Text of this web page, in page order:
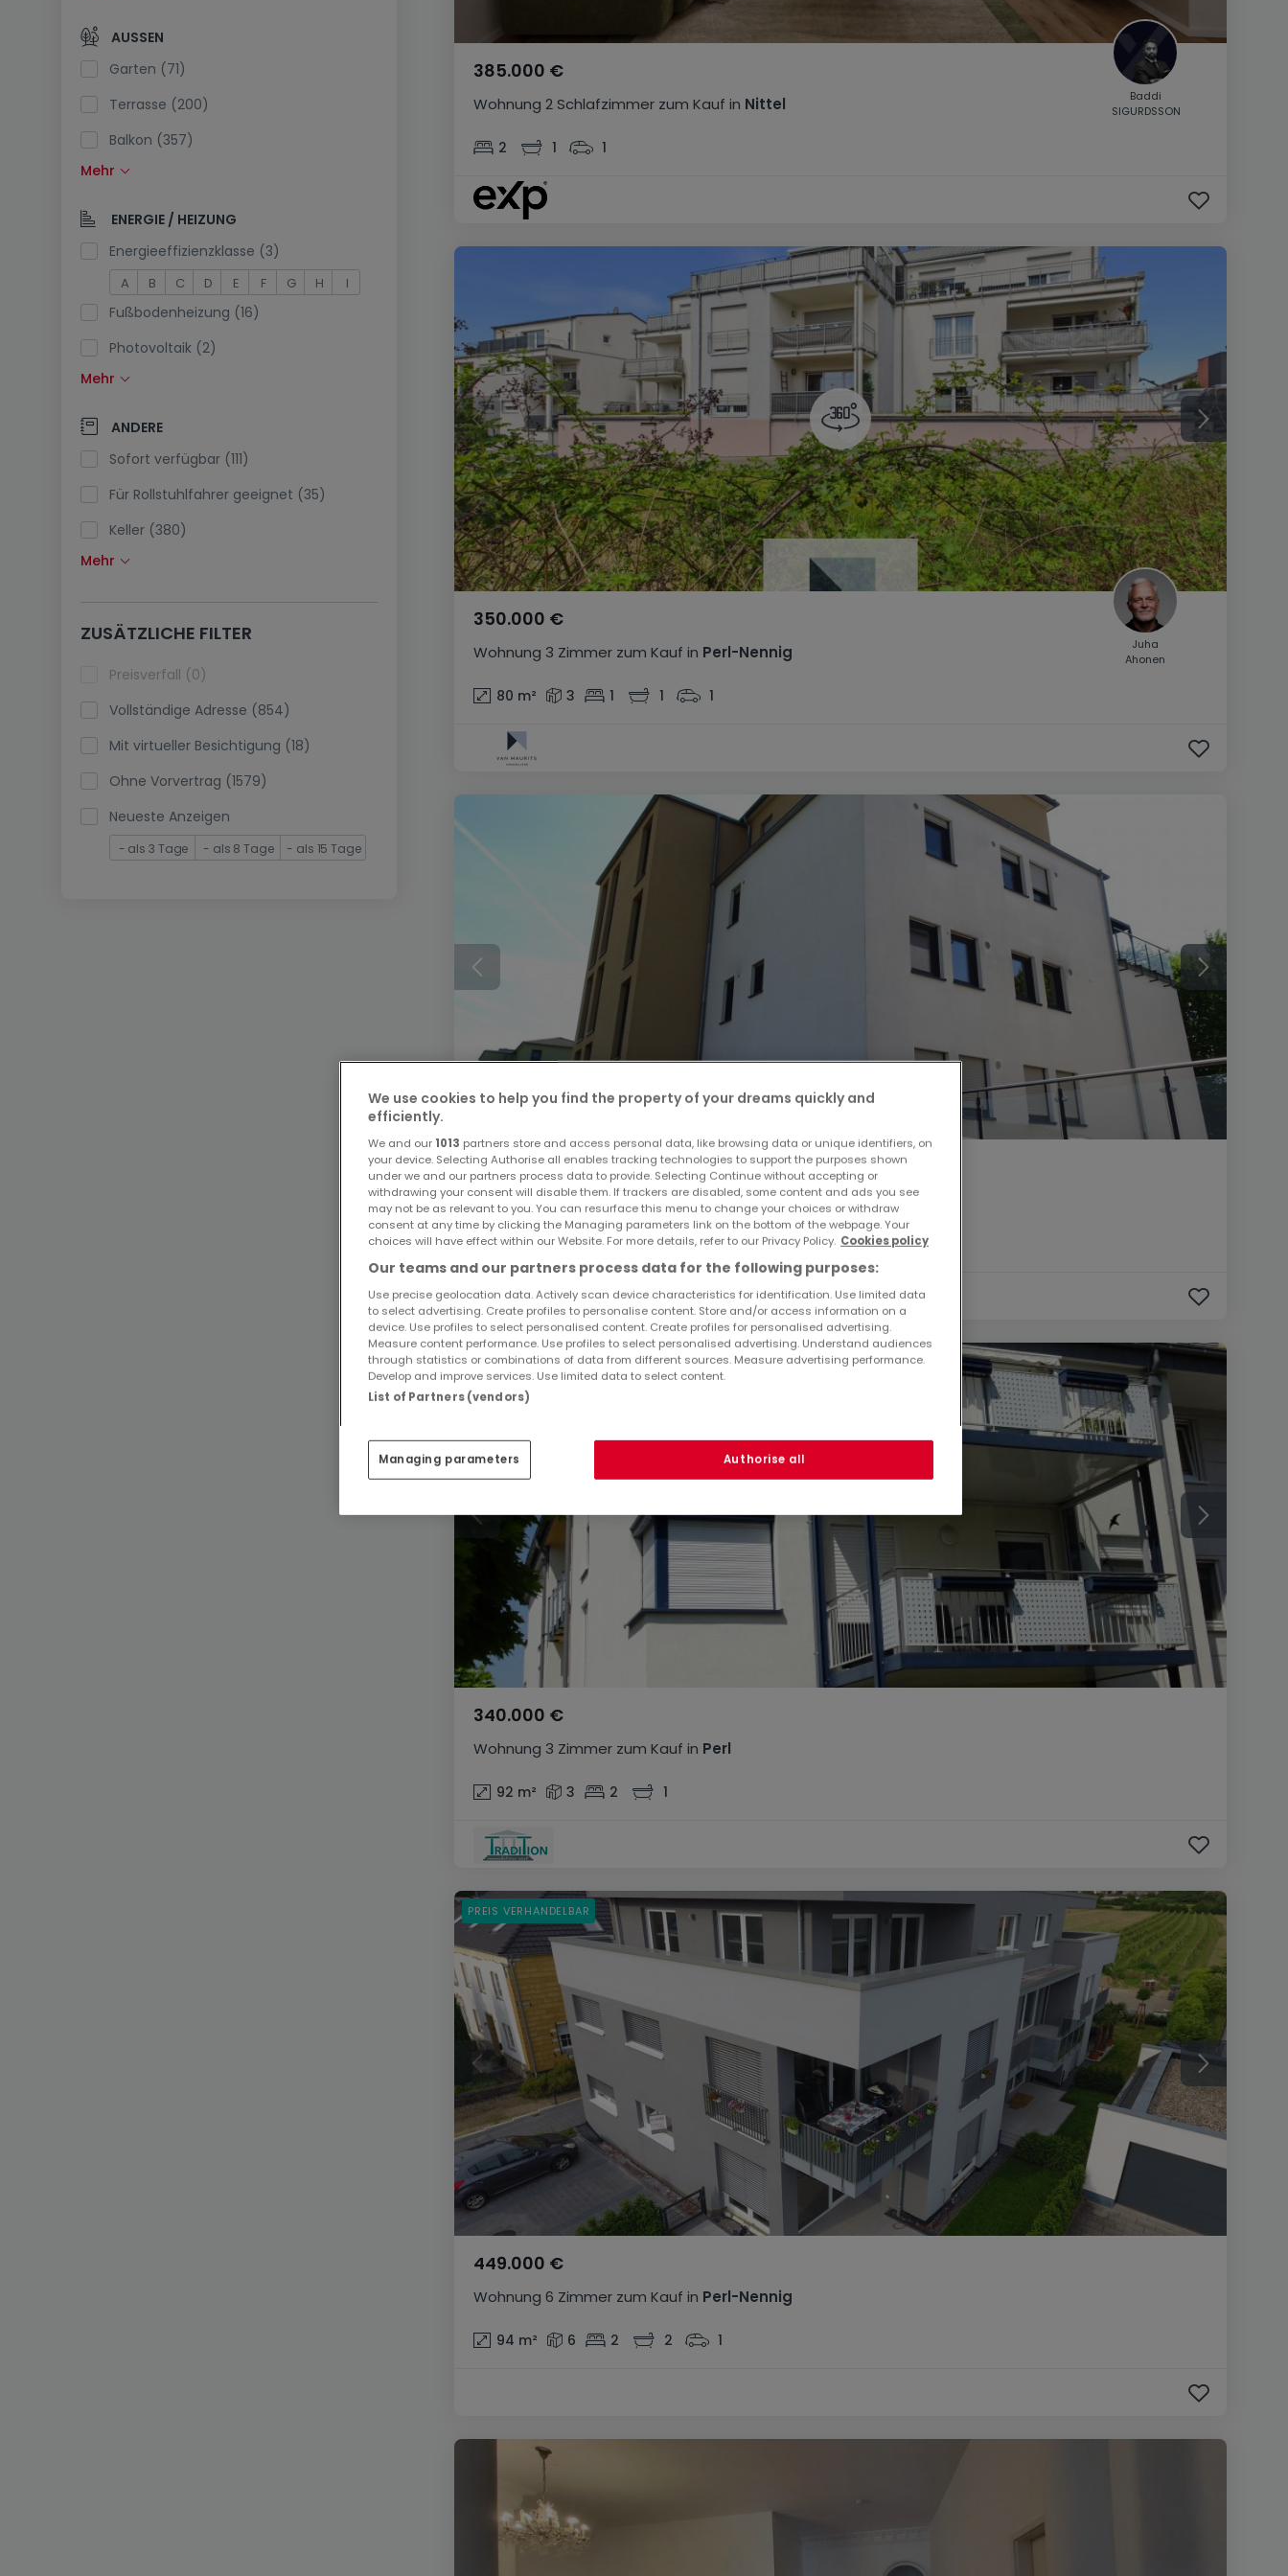
Wohnung 2 Schlafzimmer zum Kauf in Nittel
385.000 €
2 1 1
Baddi
SIGURDSSON
Wohnung 3 Zimmer zum Kauf in Perl-Nennig
350.000 €
80 m² 3 1 1 1
Juha
Ahonen
Wohnung 3 Zimmer zum Kauf inPerl
365.000 €
93 m² 3 2 1
Wohnung 3 Zimmer zum Kauf in Perl
340.000 €
92 m² 3 2 1
Wohnung 6 Zimmer zum Kauf in Perl-Nennig
449.000 €
94 m² 6 2 2 1
PREIS VERHANDELBAR
Offene Küche (106)
Separate Toilette (93)
AUSSEN
Garten (71)
Terrasse (200)
Balkon (357)
Schwimmbecken (1)
Südlage (7)
Stromanschluss am Parkplatz (0)
Mehr
ENERGIE / HEIZUNG
Energieeffizienzklasse (3)
A B C D E F G H I
Fußbodenheizung (16)
Photovoltaik (2)
Solarzellen (4)
Wärmepumpe (126)
Klimaanlagen (0)
Glasfaser (15)
Mehr
ANDERE
Sofort verfügbar (111)
Für Rollstuhlfahrer geeignet (35)
Keller (380)
Dachboden (7)
Fahrstuhl (353)
immobilienleibrente (0)
Ferienimmobilien (0)
Mehr
ZUSÄTZLICHE FILTER
Preisverfall (0)
Vollständige Adresse (854)
Mit virtueller Besichtigung (18)
Ohne Vorvertrag (1579)
Neueste Anzeigen
- als 3 Tage - als 8 Tage - als 15 Tage
We use cookies to help you find the property of your dreams quickly and
efficiently.
We and our 1013 partners store and access personal data, like browsing data or unique identifiers, on
your device. Selecting Authorise all enables tracking technologies to support the purposes shown
under we and our partners process data to provide. Selecting Continue without accepting or
withdrawing your consent will disable them. If trackers are disabled, some content and ads you see
may not be as relevant to you. You can resurface this menu to change your choices or withdraw
consent at any time by clicking the Managing parameters link on the bottom of the webpage. Your
choices will have effect within our Website. For more details, refer to our Privacy Policy. Cookies policy
Our teams and our partners process data for the following purposes:
Use precise geolocation data. Actively scan device characteristics for identification. Use limited data
to select advertising. Create profiles to personalise content. Store and/or access information on a
device. Use profiles to select personalised content. Create profiles for personalised advertising.
Measure content performance. Use profiles to select personalised advertising. Understand audiences
through statistics or combinations of data from different sources. Measure advertising performance.
Develop and improve services. Use limited data to select content.
List of Partners (vendors)
Managing parameters Authorise all